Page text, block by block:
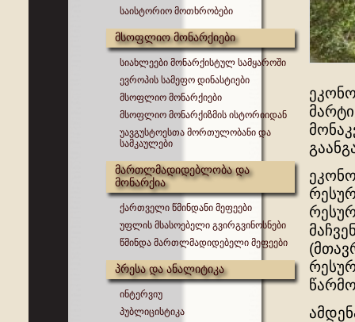
საისტორიო მოთხრობები
მსოფლიო მონარქიები
სიახლეები მონარქისტულ სამყაროში
ევროპის სამეფო დინასტიები
მსოფლიო მონარქიები
მსოფლიო მონარქიზმის ისტორიიდან
უავგუსტოესთა მორთულობანი და
სამკაულები
მართლმადიდებლობა და
მონარქია
ქართველი წმინდანი მეფეები
უფლის მსასოებელი გვირგვინოსნები
წმინდა მართლმადიდებელი მეფეები
პრესა და ანალიტიკა
ინტერვიუ
პუბლიცისტიკა